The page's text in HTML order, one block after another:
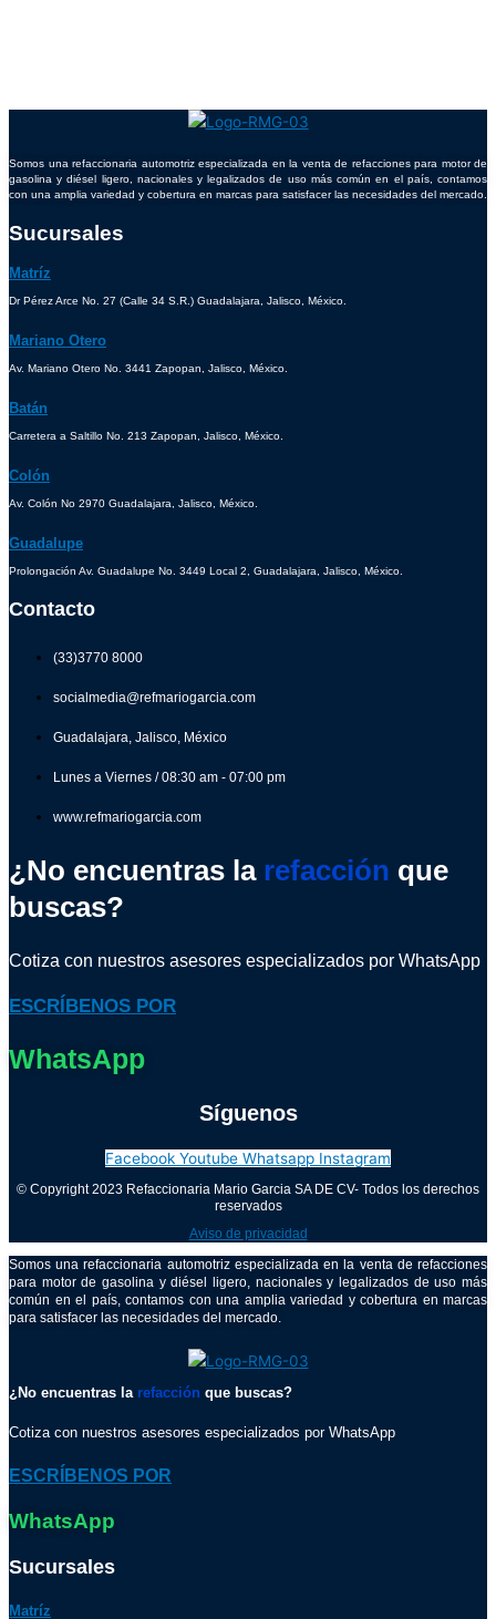
Somos una refaccionaria automotriz especializada en la venta de refacciones para motor de
gasolina y diésel ligero, nacionales y legalizados de uso más común en el país, contamos
con una amplia variedad y cobertura en marcas para satisfacer las necesidades del mercado.
Sucursales
Matríz
Dr Pérez Arce No. 27 (Calle 34 S.R.) Guadalajara, Jalisco, México.
Mariano Otero
Av. Mariano Otero No. 3441 Zapopan, Jalisco, México.
Batán
Carretera a Saltillo No. 213 Zapopan, Jalisco, México.
Colón
Av. Colón No 2970 Guadalajara, Jalisco, México.
Guadalupe
Prolongación Av. Guadalupe No. 3449 Local 2, Guadalajara, Jalisco, México.
Contacto
(33)3770 8000
socialmedia@refmariogarcia.com
Guadalajara, Jalisco, México
Lunes a Viernes / 08:30 am - 07:00 pm
www.refmariogarcia.com
¿No encuentras la refacción que
buscas?
Cotiza con nuestros asesores especializados por WhatsApp
ESCRÍBENOS POR
WhatsApp
Síguenos
Facebook Youtube Whatsapp Instagram
© Copyright 2023 Refaccionaria Mario Garcia SA DE CV- Todos los derechos
reservados
Aviso de privacidad
Somos una refaccionaria automotriz especializada en la venta de refacciones
para motor de gasolina y diésel ligero, nacionales y legalizados de uso más
común en el país, contamos con una amplia variedad y cobertura en marcas
para satisfacer las necesidades del mercado.
¿No encuentras la refacción que buscas?
Cotiza con nuestros asesores especializados por WhatsApp
ESCRÍBENOS POR
WhatsApp
Sucursales
Matríz